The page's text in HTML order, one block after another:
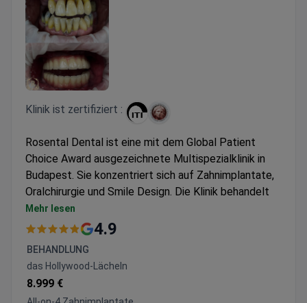
Klinik ist zertifiziert :
Rosental Dental ist eine mit dem Global Patient
Choice Award ausgezeichnete Multispezialklinik in
Budapest. Sie konzentriert sich auf Zahnimplantate,
Oralchirurgie und Smile Design. Die Klinik behandelt
jährlich 5.000 Patienten.
CT und Röntgen vor Ort für Diagnostik am selben
Acht private Patientenapartments im selben
Gebäude.
Behandelt Patienten aus Europa, dem
Mehr lesen
4.9
BEHANDLUNG
das Hollywood-Lächeln
8.999 €